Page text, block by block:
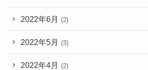
2022年6月 (2)
2022年5月 (3)
2022年4月 (2)